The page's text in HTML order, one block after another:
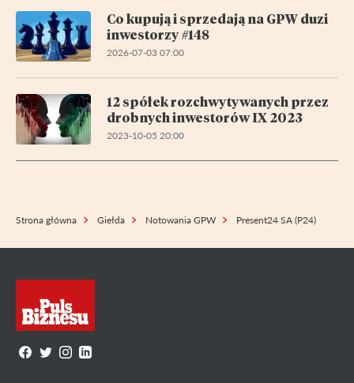
Co kupują i sprzedają na GPW duzi
inwestorzy #148
2026-07-03 07:00
12 spółek rozchwytywanych przez
drobnych inwestorów IX 2023
2023-10-05 20:00
Strona główna Giełda Notowania GPW Present24 SA (P24)